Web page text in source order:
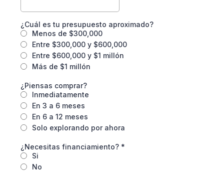
¿Cuál es tu presupuesto aproximado?
Menos de $300,000
Entre $300,000 y $600,000
Entre $600,000 y $1 millón
Más de $1 millón
¿Piensas comprar?
Inmediatamente
En 3 a 6 meses
En 6 a 12 meses
Solo explorando por ahora
¿Necesitas financiamiento? *
Si
No